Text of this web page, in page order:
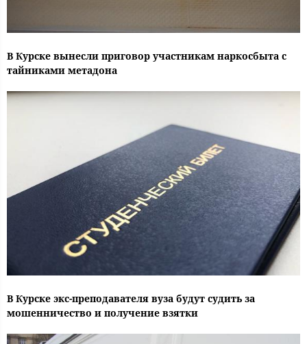
В Курске вынесли приговор участникам наркосбыта с
тайниками метадона
В Курске экс-преподавателя вуза будут судить за
мошенничество и получение взятки